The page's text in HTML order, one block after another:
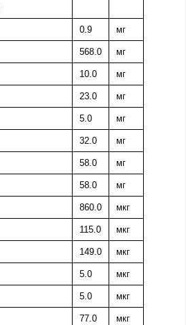
0.9 мг
568.0 мг
10.0 мг
23.0 мг
5.0 мг
32.0 мг
58.0 мг
58.0 мг
860.0 мкг
115.0 мкг
149.0 мкг
5.0 мкг
5.0 мкг
77.0 мкг